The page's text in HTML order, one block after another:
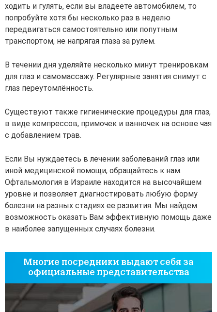
ходить и гулять, если вы владеете автомобилем, то
попробуйте хотя бы несколько раз в неделю
передвигаться самостоятельно или попутным
транспортом, не напрягая глаза за рулем.
В течении дня уделяйте несколько минут тренировкам
для глаз и самомассажу. Регулярные занятия снимут с
глаз переутомлённость.
Существуют также гигиенические процедуры для глаз,
в виде компрессов, примочек и ванночек на основе чая
с добавлением трав.
Если Вы нуждаетесь в лечении заболеваний глаз или
иной медицинской помощи, обращайтесь к нам.
Офтальмология в Израиле находится на высочайшем
уровне и позволяет диагностировать любую форму
болезни на разных стадиях ее развития. Мы найдем
возможность оказать Вам эффективную помощь даже
в наиболее запущенных случаях болезни.
Многие посредники выдают себя за
официальные представительства